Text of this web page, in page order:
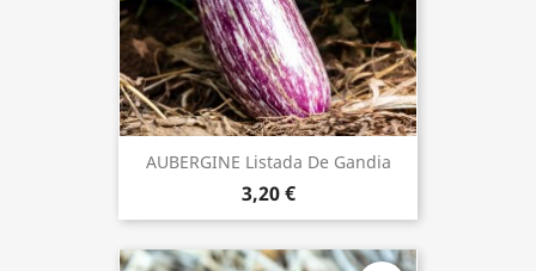
AUBERGINE Listada De Gandia
3,20 €